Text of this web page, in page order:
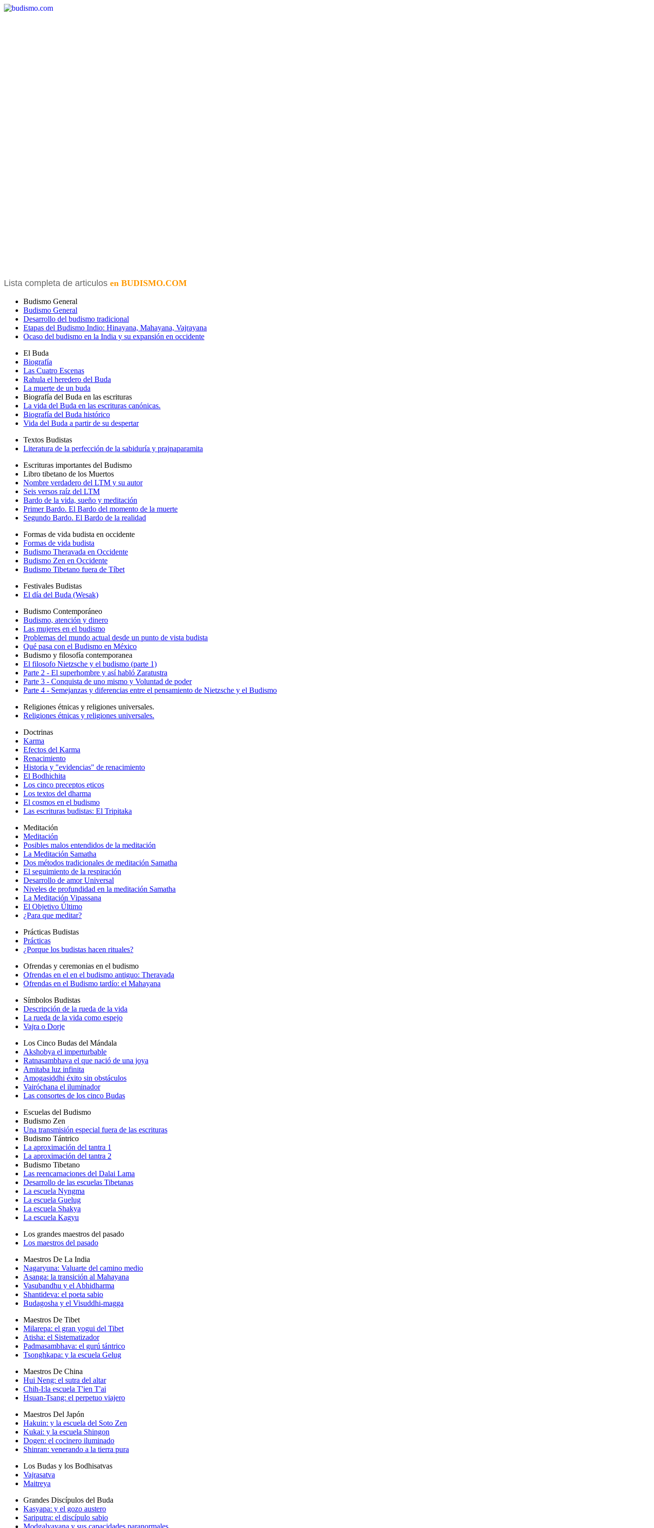
Lista completa de articulos en BUDISMO.COM
Budismo General
Budismo General
Desarrollo del budismo tradicional
Etapas del Budismo Indio: Hinayana, Mahayana, Vajrayana
Ocaso del budismo en la India y su expansión en occidente
El Buda
Biografía
Las Cuatro Escenas
Rahula el heredero del Buda
La muerte de un buda
Biografía del Buda en las escrituras
La vida del Buda en las escrituras canónicas.
Biografía del Buda histórico
Vida del Buda a partir de su despertar
Textos Budistas
Literatura de la perfección de la sabiduría y prajnaparamita
Escrituras importantes del Budismo
Libro tibetano de los Muertos
Nombre verdadero del LTM y su autor
Seis versos raíz del LTM
Bardo de la vida, sueño y meditación
Primer Bardo. El Bardo del momento de la muerte
Segundo Bardo. El Bardo de la realidad
Formas de vida budista en occidente
Formas de vida budista
Budismo Theravada en Occidente
Budismo Zen en Occidente
Budismo Tibetano fuera de Tíbet
Festivales Budistas
El día del Buda (Wesak)
Budismo Contemporáneo
Budismo, atención y dinero
Las mujeres en el budismo
Problemas del mundo actual desde un punto de vista budista
Qué pasa con el Budismo en México
Budismo y filosofía contemporanea
El filosofo Nietzsche y el budismo (parte 1)
Parte 2 - El superhombre y así habló Zaratustra
Parte 3 - Conquista de uno mismo y Voluntad de poder
Parte 4 - Semejanzas y diferencias entre el pensamiento de Nietzsche y el Budismo
Religiones étnicas y religiones universales.
Religiones étnicas y religiones universales.
Doctrinas
Karma
Efectos del Karma
Renacimiento
Historia y "evidencias" de renacimiento
El Bodhichita
Los cinco preceptos eticos
Los textos del dharma
El cosmos en el budismo
Las escrituras budistas: El Tripitaka
Meditación
Meditación
Posibles malos entendidos de la meditación
La Meditación Samatha
Dos métodos tradicionales de meditación Samatha
El seguimiento de la respiración
Desarrollo de amor Universal
Niveles de profundidad en la meditación Samatha
La Meditación Vipassana
El Objetivo Último
¿Para que meditar?
Prácticas Budistas
Prácticas
¿Porque los budistas hacen rituales?
Ofrendas y ceremonias en el budismo
Ofrendas en el en el budismo antiguo: Theravada
Ofrendas en el Budismo tardío: el Mahayana
Símbolos Budistas
Descripción de la rueda de la vida
La rueda de la vida como espejo
Vajra o Dorje
Los Cinco Budas del Mándala
Akshobya el imperturbable
Ratnasambhava el que nació de una joya
Amitaba luz infinita
Amogasiddhi éxito sin obstáculos
Vairóchana el iluminador
Las consortes de los cinco Budas
Escuelas del Budismo
Budismo Zen
Una transmisión especial fuera de las escrituras
Budismo Tántrico
La aproximación del tantra 1
La aproximación del tantra 2
Budismo Tibetano
Las reencarnaciones del Dalai Lama
Desarrollo de las escuelas Tibetanas
La escuela Nyngma
La escuela Guelug
La escuela Shakya
La escuela Kagyu
Los grandes maestros del pasado
Los maestros del pasado
Maestros De La India
Nagaryuna: Valuarte del camino medio
Asanga: la transición al Mahayana
Vasubandhu y el Abhidharma
Shantideva: el poeta sabio
Budagosha y el Visuddhi-magga
Maestros De Tibet
Milarepa: el gran yogui del Tibet
Atisha: el Sistematizador
Padmasambhava: el gurú tántrico
Tsonghkapa: y la escuela Gelug
Maestros De China
Hui Neng: el sutra del altar
Chih-I:la escuela T'ien T'ai
Hsuan-Tsang: el perpetuo viajero
Maestros Del Japón
Hakuin: y la escuela del Soto Zen
Kukai: y la escuela Shingon
Dogen: el cocinero iluminado
Shinran: venerando a la tierra pura
Los Budas y los Bodhisatvas
Vajrasatva
Maitreya
Grandes Discípulos del Buda
Kasyapa: y el gozo austero
Sariputra: el discípulo sabio
Modgalyayana y sus capacidades paranormales